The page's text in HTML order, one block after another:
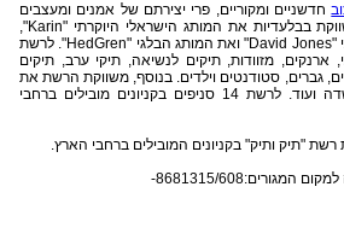
חדשניים ומקוריים, פרי יצירתם של אמנים ומעצבים
מהמובלים בארץ ובעולם. הרשת משווקת בבלעדיות את המותג הישראלי היוקרתי "Karin",
בעיצוב איריס גנץ, את המותג הצרפתי "David Jones" ואת המותג הבלגי "HedGren". לרשת
ארנקים, מזוודות, תיקים לנשיאה, תיקי ערב, תיקים
גברים, סטודנטים וילדים. בנוסף, משווקת הרשת את
המותגים kipling"", עמנואל, נטע שדה ועוד. לרשת 14 סניפים בקניונים מובילים ברחבי
608-